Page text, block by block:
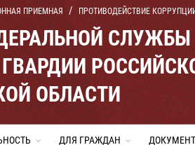
ПРИЕМНАЯ ПРОТИВОДЕЙСТВИЕ
ОБЛАСТИ
ДЛЯ ГРАЖДАН